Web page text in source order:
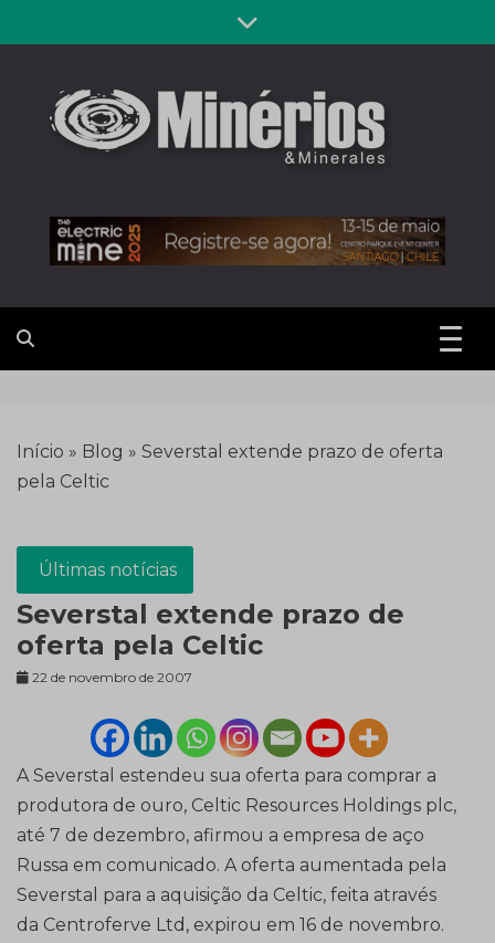
to
Revista
Minérios &
Minerales
Início » Blog » Severstal extende prazo de oferta
pela Celtic
Últimas notícias
Severstal extende prazo de
oferta pela Celtic
22 de novembro de 2007
A Severstal estendeu sua oferta para comprar a
produtora de ouro, Celtic Resources Holdings plc,
até 7 de dezembro, afirmou a empresa de aço
Russa em comunicado. A oferta aumentada pela
Severstal para a aquisição da Celtic, feita através
da Centroferve Ltd, expirou em 16 de novembro.